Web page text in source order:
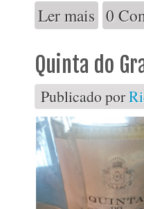
Ler mais acerca de
0
Quinta do
Publicado por